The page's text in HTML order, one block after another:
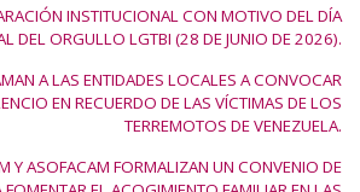
INSTITUCIONAL CON MOTIVO DEL DÍA
DEL ORGULLO LGTBI (28 DE JUNIO DE 2026).
A LAS ENTIDADES LOCALES A CONVOCAR
EN RECUERDO DE LAS VÍCTIMAS DE LOS
TERREMOTOS DE VENEZUELA.
Y ASOFACAM FORMALIZAN UN CONVENIO DE